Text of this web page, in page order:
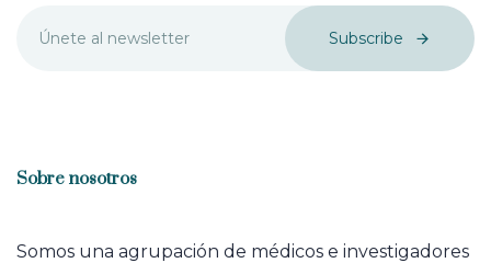
Subscribe
Sobre nosotros
Somos una agrupación de médicos e investigadores